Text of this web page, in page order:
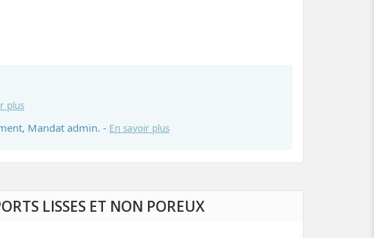
plus
Mandat admin. - En savoir plus
LISSES ET NON POREUX